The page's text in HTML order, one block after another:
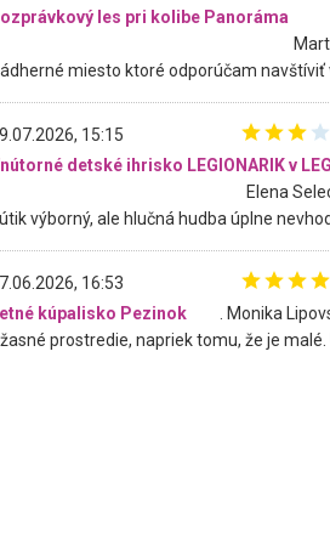
les pri kolibe Panoráma
15:15
Elena
16:53
kúpalisko Pezinok
. Monika